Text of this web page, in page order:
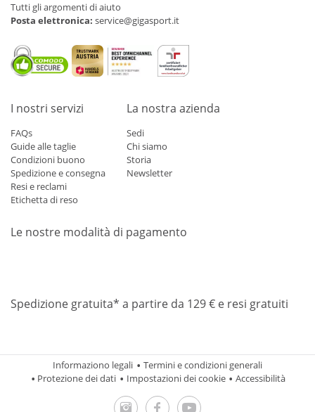
Tutti gli argomenti di aiuto
Posta elettronica: service@gigasport.it
I nostri servizi
FAQs
Guide alle taglie
Condizioni buono
Spedizione e consegna
Resi e reclami
Etichetta di reso
La nostra azienda
Sedi
Chi siamo
Storia
Newsletter
Le nostre modalità di pagamento
Spedizione gratuita* a partire da 129 € e resi gratuiti
Informaziono legali
Termini e condizioni generali
Protezione dei dati
Impostazioni dei cookie Accessibilità